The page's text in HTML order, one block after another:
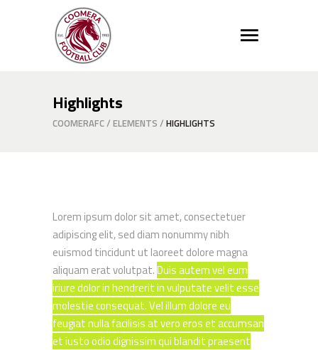
Highlights
COOMERAFC/ ELEMENTS / HIGHLIGHTS
Lorem ipsum dolor sit amet, consectetuer
adipiscing elit, sed diam nonummy nibh
euismod tincidunt ut laoreet dolore magna
aliquam erat volutpat.Duis autem vel eum
iriure dolor in hendrerit in vulputate velit esse
molestie consequat. Vel illum dolore eu
feugiat nulla facilisis at vero eros et accumsan
et iusto odio dignissim qui blandit praesent